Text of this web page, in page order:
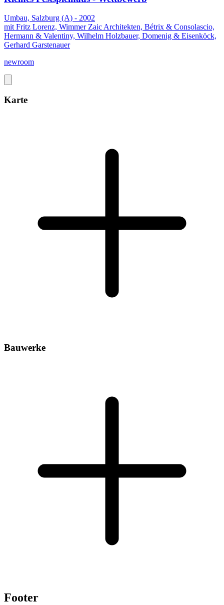
Umbau, Salzburg (A) - 2002
mit Fritz Lorenz, Wimmer Zaic Architekten, Bétrix & Consolascio,
Hermann & Valentiny, Wilhelm Holzbauer, Domenig & Eisenköck,
Gerhard Garstenauer
newroom
Karte
Bauwerke
Footer